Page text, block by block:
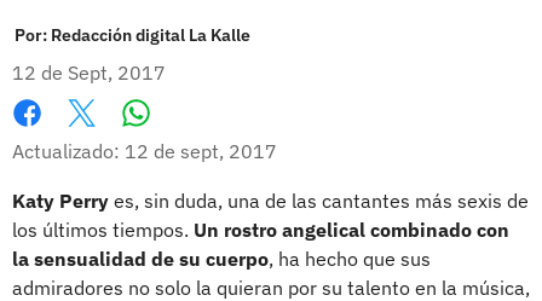
Por: Redacción digital La Kalle
12 de Sept, 2017
Facebook
X
Actualizado: 12 de sept, 2017
Katy Perry es, sin duda, una de las cantantes más sexis de
los últimos tiempos. Un rostro angelical combinado con
la sensualidad de su cuerpo, ha hecho que sus
admiradores no solo la quieran por su talento en la música,